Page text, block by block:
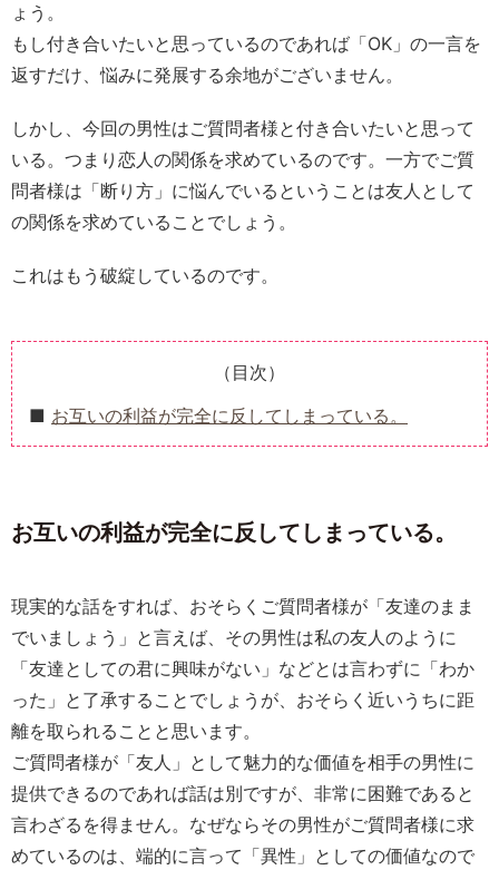
ょう。
もし付き合いたいと思っているのであれば「OK」の一言を
返すだけ、悩みに発展する余地がございません。
しかし、今回の男性はご質問者様と付き合いたいと思って
いる。つまり恋人の関係を求めているのです。一方でご質
問者様は「断り方」に悩んでいるということは友人として
の関係を求めていることでしょう。
これはもう破綻しているのです。
（目次）
お互いの利益が完全に反してしまっている。
お互いの利益が完全に反してしまっている。
現実的な話をすれば、おそらくご質問者様が「友達のまま
でいましょう」と言えば、その男性は私の友人のように
「友達としての君に興味がない」などとは言わずに「わか
った」と了承することでしょうが、おそらく近いうちに距
離を取られることと思います。
ご質問者様が「友人」として魅力的な価値を相手の男性に
提供できるのであれば話は別ですが、非常に困難であると
言わざるを得ません。なぜならその男性がご質問者様に求
めているのは、端的に言って「異性」としての価値なので